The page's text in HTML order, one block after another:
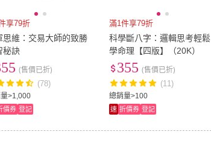
享79折
思維：交易大師的致勝
秘訣
>1,000
(售價已折)
(78)
價券 登記
滿1件享79折
科學斷八字：邏輯思考輕鬆
學命理【四版】（20K）
總銷量>100
355 (售價已折)
(11)
速 折價券 登記